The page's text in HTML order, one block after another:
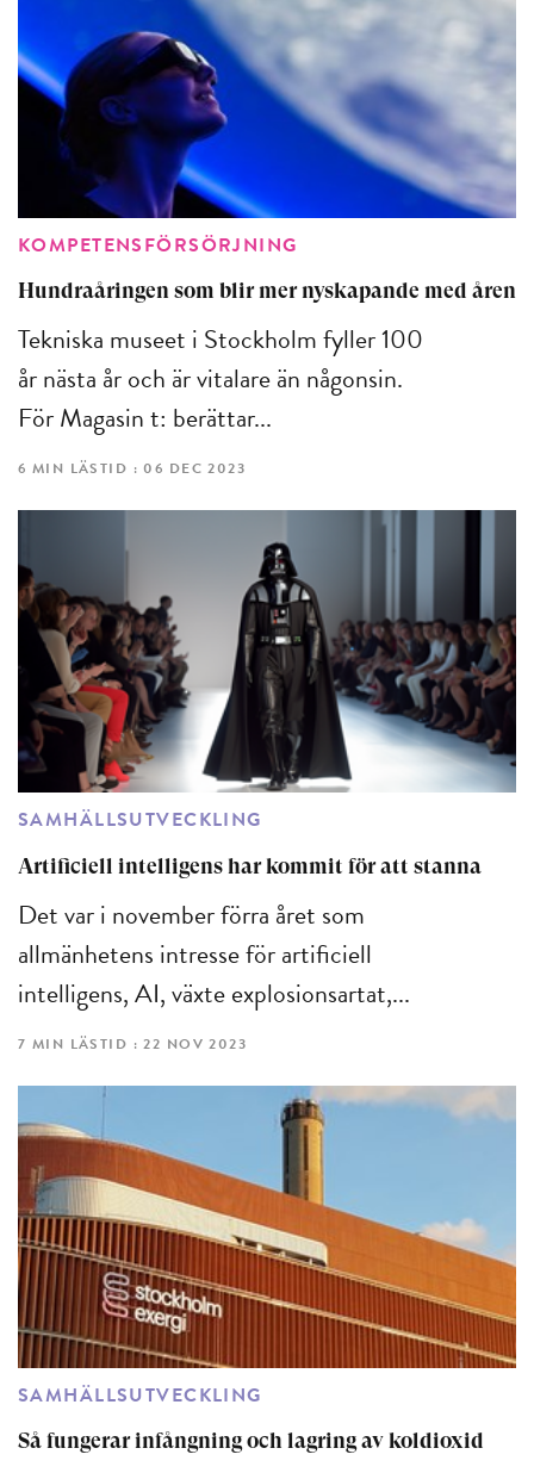
KOMPETENSFÖRSÖRJNING
Hundraåringen som blir mer nyskapande med åren
Tekniska museet i Stockholm fyller 100
år nästa år och är vitalare än någonsin.
För Magasin t: berättar...
6 MIN LÄSTID : 06 DEC 2023
SAMHÄLLSUTVECKLING
Artificiell intelligens har kommit för att stanna
Det var i november förra året som
allmänhetens intresse för artificiell
intelligens, AI, växte explosionsartat,...
7 MIN LÄSTID : 22 NOV 2023
SAMHÄLLSUTVECKLING
Så fungerar infångning och lagring av koldioxid